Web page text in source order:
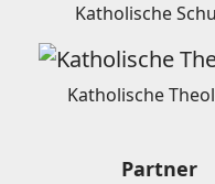
Katholische
Katholische
Partner